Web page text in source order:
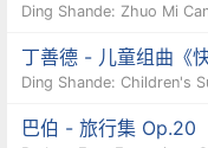
Ding Shande: Zhuo Mi
丁善德 - 儿童组曲《
Ding Shande: Children's
巴伯 - 旅行集 Op.20